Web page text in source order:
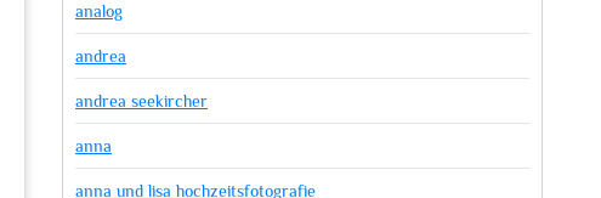
analog
andrea
andrea seekircher
anna
anna und lisa hochzeitsfotografie